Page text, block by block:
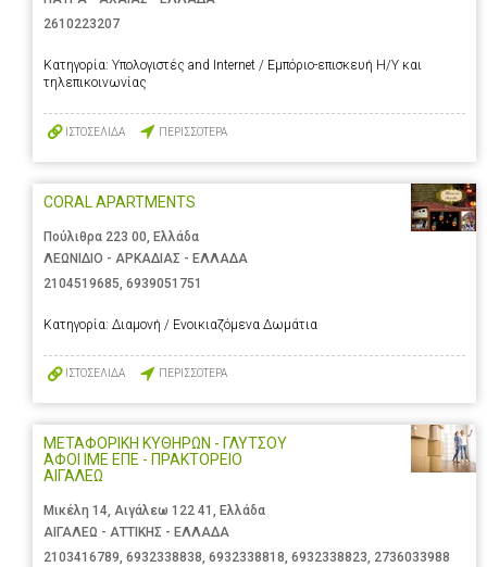
2610223207
Κατηγορία: Υπολογιστές and Internet / Εμπόριο-επισκευή Η/Υ και
τηλεπικοινωνίας
ΙΣΤΟΣΕΛΙΔΑ ΠΕΡΙΣΣΟΤΕΡΑ
CORAL APARTMENTS
Πούλιθρα 223 00, Ελλάδα
ΛΕΩΝΙΔΙΟ - ΑΡΚΑΔΙΑΣ - ΕΛΛΑΔΑ
2104519685 6939051751
Κατηγορία: Διαμονή / Ενοικιαζόμενα Δωμάτια
ΙΣΤΟΣΕΛΙΔΑ ΠΕΡΙΣΣΟΤΕΡΑ
ΜΕΤΑΦΟΡΙΚΗ ΚΥΘΗΡΩΝ - ΓΛΥΤΣΟΥ
ΑΦΟΙ ΙΜΕ ΕΠΕ - ΠΡΑΚΤΟΡΕΙΟ
ΑΙΓΑΛΕΩ
Μικέλη 14, Αιγάλεω 122 41, Ελλάδα
ΑΙΓΑΛΕΩ - ΑΤΤΙΚΗΣ - ΕΛΛΑΔΑ
2103416789, 6932338838, 6932338818, 6932338823, 2736033988